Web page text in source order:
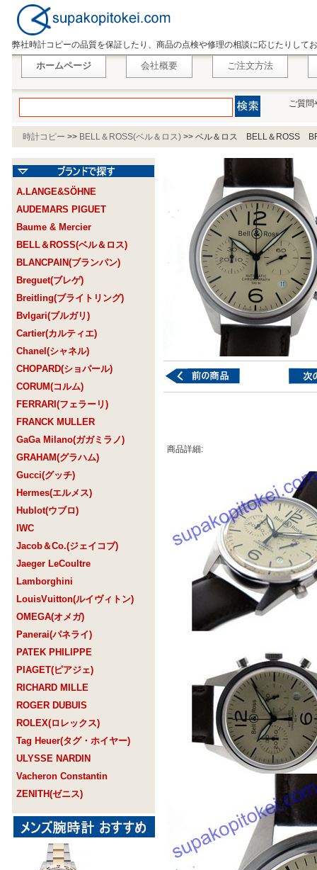
弊社時計コピーの品質を保証したり、商品の点検や修理の相談に応じたりして
ホームページ 会社概要 ご注文方法
ご質問
時計コピー >> BELL＆ROSS(ベル＆ロス) >> ベル＆ロス BELL＆ROSS
A.LANGE&SÖHNE
AUDEMARS PIGUET
Baume & Mercier
BELL＆ROSS(ベル＆ロス)
BLANCPAIN(ブランパン)
Breguet(ブレゲ)
Breitling(ブライトリング)
Bvlgari(ブルガリ)
Cartier(カルティエ)
Chanel(シャネル)
CHOPARD(ショパール)
CORUM(コルム)
FERRARI(フェラーリ)
FRANCK MULLER
GaGa Milano(ガガミラノ)
GRAHAM(グラハム)
Gucci(グッチ)
Hermes(エルメス)
Hublot(ウブロ)
IWC
Jacob＆Co.(ジェイコブ)
Jaeger LeCoultre
Lamborghini
LouisVuitton(ルイヴィトン)
OMEGA(オメガ)
Panerai(パネライ)
PATEK PHILIPPE
PIAGET(ピアジェ)
RICHARD MILLE
ROGER DUBUIS
ROLEX(ロレックス)
Tag Heuer(タグ・ホイヤー)
ULYSSE NARDIN
Vacheron Constantin
ZENITH(ゼニス)
商品詳細: